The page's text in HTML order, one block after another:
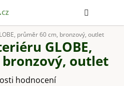
průměr 60 cm, bronzový, outlet
GLOBE,
outlet
hodnocení